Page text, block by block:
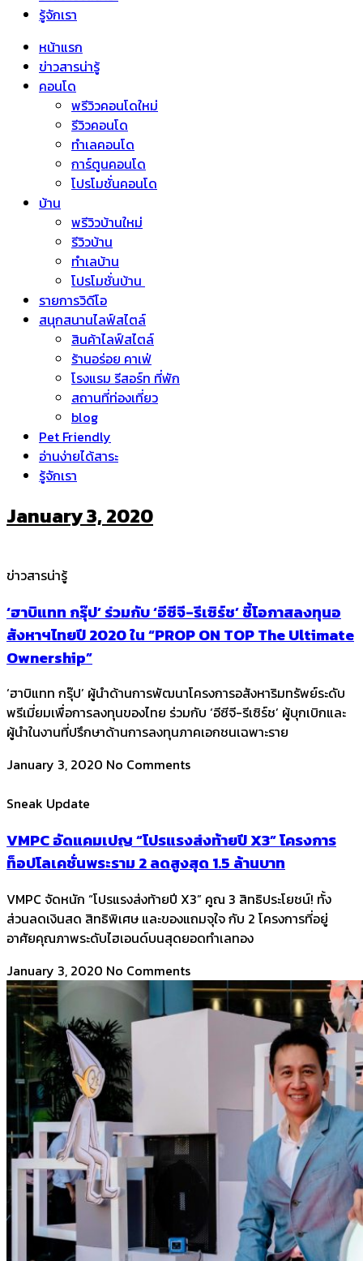
รู้จักเรา
หน้าแรก
ข่าวสารน่ารู้
คอนโด
พรีวิวคอนโดใหม่
รีวิวคอนโด
ทำเลคอนโด
การ์ตูนคอนโด
โปรโมชั่นคอนโด
บ้าน
พรีวิวบ้านใหม่
รีวิวบ้าน
ทำเลบ้าน
โปรโมชั่นบ้าน
รายการวิดีโอ
สนุกสนานไลฟ์สไตล์
สินค้าไลฟ์สไตล์
ร้านอร่อย คาเฟ่
โรงแรม รีสอร์ท ที่พัก
สถานที่ท่องเที่ยว
blog
Pet Friendly
อ่านง่ายได้สาระ
รู้จักเรา
January 3, 2020
ข่าวสารน่ารู้
‘ฮาบิแทท กรุ๊ป’ ร่วมกับ ‘อีซีจี-รีเซิร์ช’ ชี้โอกาสลงทุนอ
สังหาฯไทยปี 2020 ใน “PROP ON TOP The Ultimate
Ownership”
‘ฮาบิแทท กรุ๊ป’ ผู้นำด้านการพัฒนาโครงการอสังหาริมทรัพย์ระดับ
พรีเมี่ยมเพื่อการลงทุนของไทย ร่วมกับ ‘อีซีจี-รีเซิร์ช’ ผู้บุกเบิกและ
ผู้นำในงานที่ปรึกษาด้านการลงทุนภาคเอกชนเฉพาะราย
January 3, 2020 No Comments
Sneak Update
VMPC อัดแคมเปญ “โปรแรงส่งท้ายปี X3” โครงการ
ท็อปโลเคชั่นพระราม 2 ลดสูงสุด 1.5 ล้านบาท
VMPC จัดหนัก “โปรแรงส่งท้ายปี X3” คูณ 3 สิทธิประโยชน์! ทั้ง
ส่วนลดเงินสด สิทธิพิเศษ และของแถมจุใจ กับ 2 โครงการที่อยู่
อาศัยคุณภาพระดับไฮเอนด์บนสุดยอดทำเลทอง
January 3, 2020 No Comments